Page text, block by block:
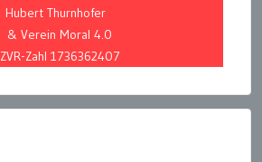
Hubert Thurnhofer
& Verein Moral 4.0
ZVR-Zahl 1736362407